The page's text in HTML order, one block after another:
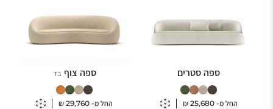
ספה סטרים
החל מ-25,680
₪
ספה צוף בד
החל מ- 29,760
₪